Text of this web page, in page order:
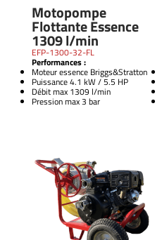
Motopompe
Flottante Essence
1309 l/min
EFP-1300-32-FL
Performances :
Moteur essence Briggs&Stratton
Puissance 4.1 kW / 5.5 HP
Débit max 1309 l/min
Pression max 3 bar